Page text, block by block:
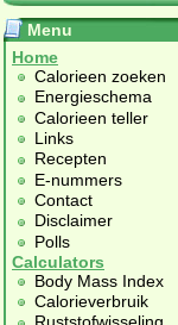
Menu
Home
Calorieen zoeken
Energieschema
Calorieen teller
Links
Recepten
E-nummers
Contact
Disclaimer
Polls
Calculators
Body Mass Index
Calorieverbruik